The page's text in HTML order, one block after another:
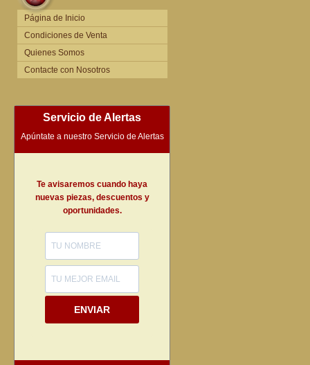
Relojes de pulsera antiguos
Página de Inicio
Condiciones de Venta
Quienes Somos
Contacte con Nosotros
Servicio de Alertas
Apúntate a nuestro Servicio de Alertas
Te avisaremos cuando haya
nuevas piezas, descuentos y
oportunidades.
ENVIAR